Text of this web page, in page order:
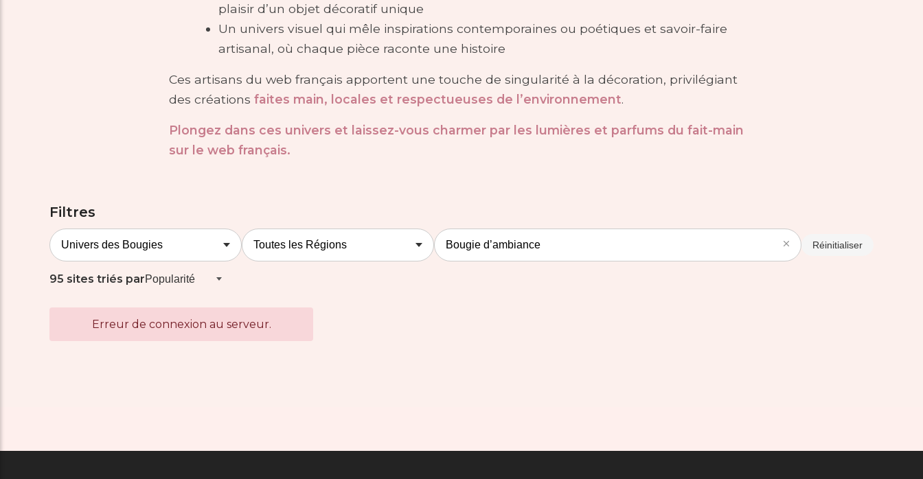
plaisir d’un objet décoratif unique
Un univers visuel qui mêle inspirations contemporaines ou poétiques et savoir-faire
artisanal, où chaque pièce raconte une histoire
Ces artisans du web français apportent une touche de singularité à la décoration, privilégiant
des créations faites main, locales et respectueuses de l’environnement.
Plongez dans ces univers et laissez-vous charmer par les lumières et parfums du fait-main
sur le web français.
Filtres
Réinitialiser
95 sites triés par
Erreur de connexion au serveur.